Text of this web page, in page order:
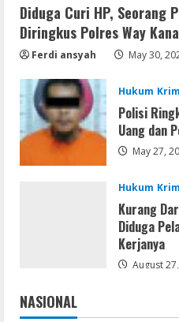
2
VL
Office
Dow𝚗load
Serialers
Lotto Pro
MediaFire
VL
Office
Account-
To𝚛rent
Diduga Curi HP, Seorang
Diringkus Polres Way
Ferdi ansyah May 30,
Hukum
Polisi
Uang dan
May 27,
Hukum
Kurang
Diduga
Kerjanya
August
NASIONAL
Jakarta